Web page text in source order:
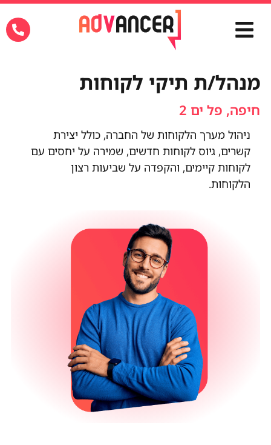
מנהל/ת תיקי לקוחות
חיפה, פל ים 2
ניהול מערך הלקוחות של החברה, כולל יצירת
קשרים, גיוס לקוחות חדשים, שמירה על יחסים עם
לקוחות קיימים, והקפדה על שביעות רצון
הלקוחות.